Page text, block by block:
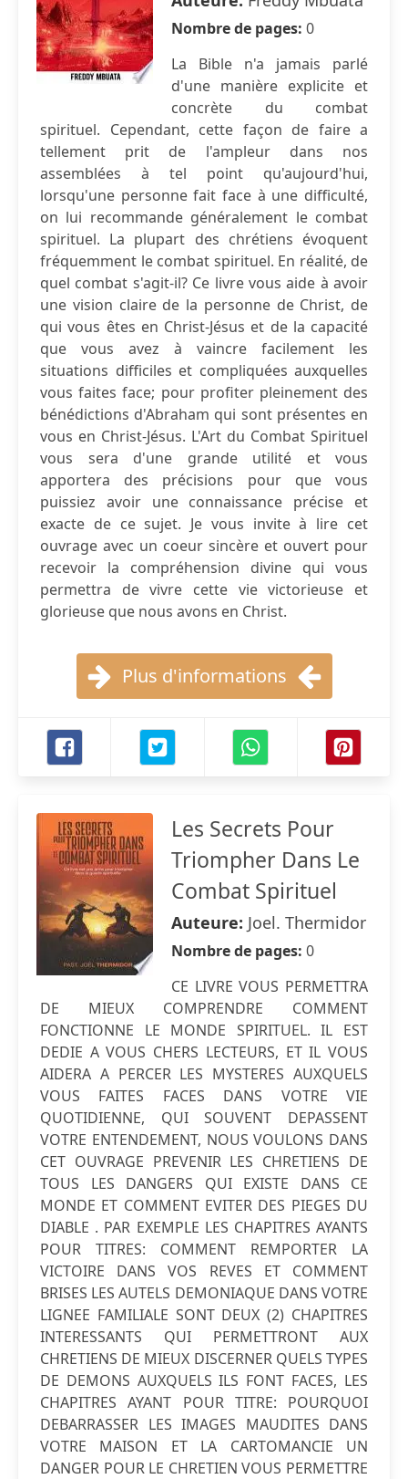
Nombre de pages: 0
La Bible n'a jamais parlé
d'une manière explicite et
concrète du combat
spirituel. Cependant, cette façon de faire a
tellement prit de l'ampleur dans nos
assemblées à tel point qu'aujourd'hui,
lorsqu'une personne fait face à une difficulté,
on lui recommande généralement le combat
spirituel. La plupart des chrétiens évoquent
fréquemment le combat spirituel. En réalité, de
quel combat s'agit-il? Ce livre vous aide à avoir
une vision claire de la personne de Christ, de
qui vous êtes en Christ-Jésus et de la capacité
que vous avez à vaincre facilement les
situations difficiles et compliquées auxquelles
vous faites face; pour profiter pleinement des
bénédictions d'Abraham qui sont présentes en
vous en Christ-Jésus. L'Art du Combat Spirituel
vous sera d'une grande utilité et vous
apportera des précisions pour que vous
puissiez avoir une connaissance précise et
exacte de ce sujet. Je vous invite à lire cet
ouvrage avec un coeur sincère et ouvert pour
recevoir la compréhension divine qui vous
permettra de vivre cette vie victorieuse et
glorieuse que nous avons en Christ.
Plus d'informations
Les Secrets Pour
Triompher Dans Le
Combat Spirituel
Auteure: Joel. Thermidor
Nombre de pages: 0
CE LIVRE VOUS PERMETTRA
DE MIEUX COMPRENDRE COMMENT
FONCTIONNE LE MONDE SPIRITUEL. IL EST
DEDIE A VOUS CHERS LECTEURS, ET IL VOUS
AIDERA A PERCER LES MYSTERES AUXQUELS
VOUS FAITES FACES DANS VOTRE VIE
QUOTIDIENNE, QUI SOUVENT DEPASSENT
VOTRE ENTENDEMENT, NOUS VOULONS DANS
CET OUVRAGE PREVENIR LES CHRETIENS DE
TOUS LES DANGERS QUI EXISTE DANS CE
MONDE ET COMMENT EVITER DES PIEGES DU
DIABLE . PAR EXEMPLE LES CHAPITRES AYANTS
POUR TITRES: COMMENT REMPORTER LA
VICTOIRE DANS VOS REVES ET COMMENT
BRISES LES AUTELS DEMONIAQUE DANS VOTRE
LIGNEE FAMILIALE SONT DEUX (2) CHAPITRES
INTERESSANTS QUI PERMETTRONT AUX
CHRETIENS DE MIEUX DISCERNER QUELS TYPES
DE DEMONS AUXQUELS ILS FONT FACES, LES
CHAPITRES AYANT POUR TITRE: POURQUOI
DEBARRASSER LES IMAGES MAUDITES DANS
VOTRE MAISON ET LA CARTOMANCIE UN
DANGER POUR LE CHRETIEN VOUS PERMETTRE